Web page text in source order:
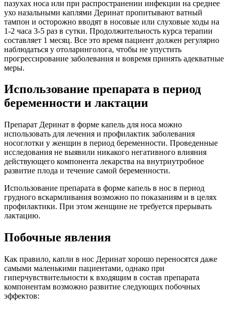
пазухах носа или при распространении инфекции на среднее
ухо назальными каплями Деринат пропитывают ватный
тампон и осторожно вводят в носовые или слуховые ходы на
1-2 часа 3-5 раз в сутки. Продолжительность курса терапии
составляет 1 месяц. Все это время пациент должен регулярно
наблюдаться у отоларинголога, чтобы не упустить
прогрессирование заболевания и вовремя принять адекватные
меры.
Использование препарата в период
беременности и лактации
Препарат Деринат в форме капель для носа можно
использовать для лечения и профилактик заболевания
носоглотки у женщин в период беременности. Проведенные
исследования не выявили никакого негативного влияния
действующего компонента лекарства на внутриутробное
развитие плода и течение самой беременности.
Использование препарата в форме капель в нос в период
грудного вскармливания возможно по показаниям и в целях
профилактики. При этом женщине не требуется прерывать
лактацию.
Побочные явления
Как правило, капли в нос Деринат хорошо переносятся даже
самыми маленькими пациентами, однако при
гиперчувствительности к входящим в состав препарата
компонентам возможно развитие следующих побочных
эффектов: